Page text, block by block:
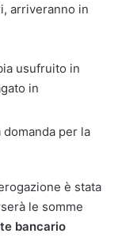
arriveranno in
usufruito in
in
per la
è stata
le somme
bancario